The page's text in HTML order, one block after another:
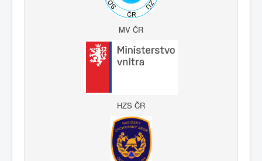
MV ČR
HZS ČR